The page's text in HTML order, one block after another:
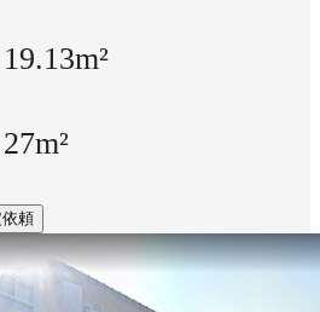
19.13m²
27m²
頼